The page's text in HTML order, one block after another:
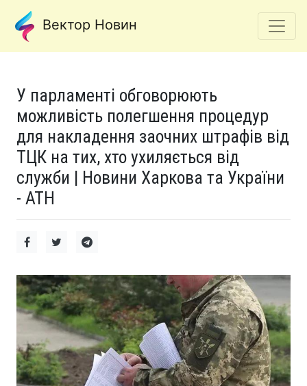
Вектор Новин
У парламенті обговорюють
можливість полегшення процедур
для накладення заочних штрафів від
ТЦК на тих, хто ухиляється від
служби | Новини Харкова та України
- АТН